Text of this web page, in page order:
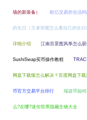
墙的新装备） 欧亿交易所合法
的生日（王者荣耀怎么看自己的生日
详细介绍 江南百景图风筝怎么
SushiSwap买币操作教程 TRAC
网盘下载慢怎么解决？百度网盘下
币官方交易平台排行 瑞波币如
么?在哪?迷你世界隐藏生物大全